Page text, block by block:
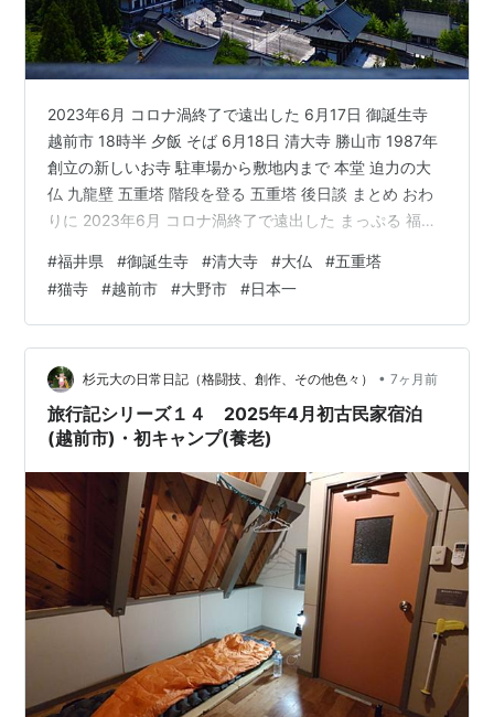
2023年6月 コロナ渦終了で遠出した 6月17日 御誕生寺
越前市 18時半 夕飯 そば 6月18日 清大寺 勝山市 1987年
創立の新しいお寺 駐車場から敷地内まで 本堂 迫力の大
仏 九龍壁 五重塔 階段を登る 五重塔 後日談 まとめ おわ
りに 2023年6月 コロナ渦終了で遠出した まっぷる 福井
文社 Amazon 6月17日 御誕生寺 越前市 どこで知ったか
は定かではありませんが、ここのお寺に猫がたくさんい
るときいて行こうと思いました お寺入り口案内 武生ICか
ら近く https://maps.app.goo.gl/Ger…
#福井県 #御誕生寺 #清大寺 #大仏 #五重塔
#猫寺 #越前市 #大野市 #日本一
杉元大の日常日記（格闘技、創作、その他色々） • 7ヶ月前
旅行記シリーズ１４ 2025年4月初古民家宿泊
(越前市)・初キャンプ(養老)